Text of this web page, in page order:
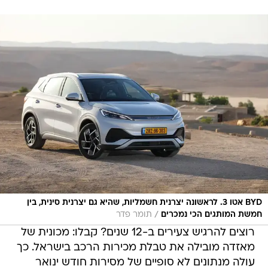
BYD אטו 3. לראשונה יצרנית חשמליות, שהיא גם יצרנית סינית, בין
חמשת המותגים הכי נמכרים / תומר פדר
רוצים להרגיש צעירים ב-12 שנים? קבלו: מכונית של
מאזדה מובילה את טבלת מכירות הרכב בישראל. כך
עולה מנתונים לא סופיים של מסירות חודש ינואר